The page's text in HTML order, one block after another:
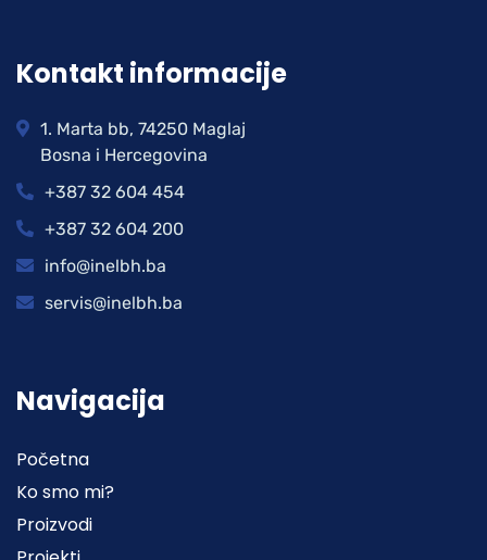
Kontakt informacije
1. Marta bb, 74250 Maglaj
Bosna i Hercegovina
+387 32 604 454
+387 32 604 200
info@inelbh.ba
servis@inelbh.ba
Navigacija
Početna
Ko smo mi?
Proizvodi